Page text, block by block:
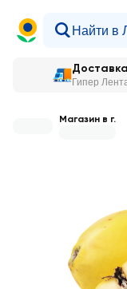
Доставка
Гипер
Магазин в г.